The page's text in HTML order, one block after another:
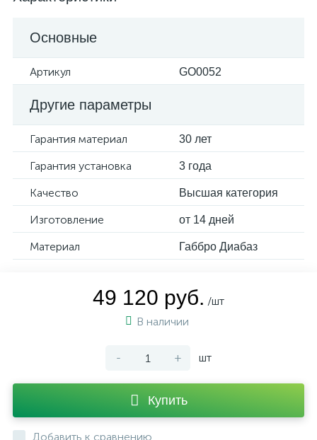
Основные
Артикул GO0052
Другие параметры
Гарантия материал 30 лет
Гарантия установка 3 года
Качество Высшая категория
Изготовление от 14 дней
Материал Габбро Диабаз
49 120 руб. /шт
В наличии
- + шт
Купить
Добавить к сравнению